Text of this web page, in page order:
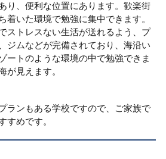
り、便利な位置にあります。歓楽街
着いた環境で勉強に集中できます。
ストレスない生活が送れるよう、プ
ジムなどが完備されており、海沿い
ートのような環境の中で勉強できま
が見えます。
ランもある学校ですので、ご家族で
すめです。